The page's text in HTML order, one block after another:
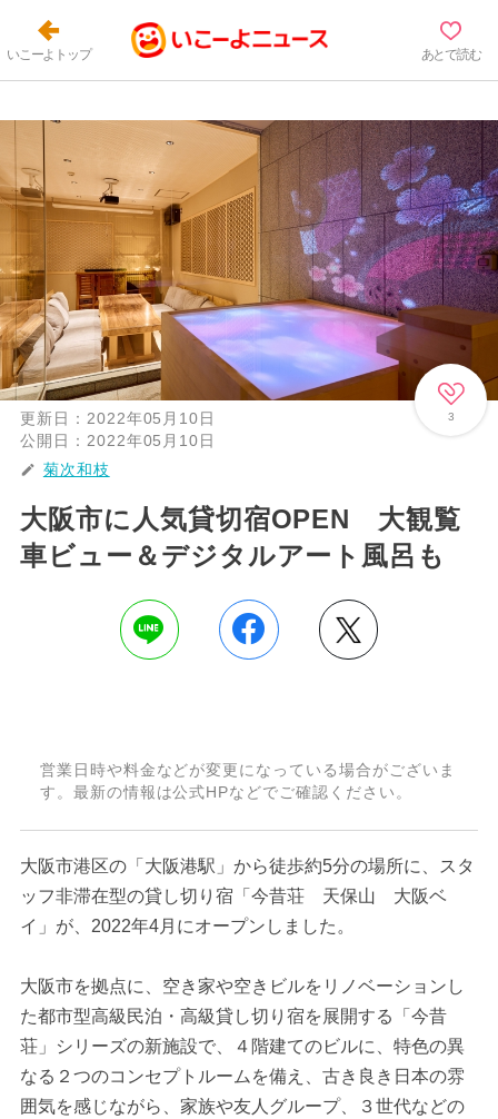
いこーよトップ あとで読む
3
更新日： 2022年05月10日
公開日： 2022年05月10日
菊次和枝
大阪市に人気貸切宿OPEN 大観覧
車ビュー＆デジタルアート風呂も
営業日時や料金などが変更になっている場合がございま
す。最新の情報は公式HPなどでご確認ください。
大阪市港区の「大阪港駅」から徒歩約5分の場所に、スタ
ッフ非滞在型の貸し切り宿「今昔荘 天保山 大阪ベ
イ」が、2022年4月にオープンしました。
大阪市を拠点に、空き家や空きビルをリノベーションし
た都市型高級民泊・高級貸し切り宿を展開する「今昔
荘」シリーズの新施設で、４階建てのビルに、特色の異
なる２つのコンセプトルームを備え、古き良き日本の雰
囲気を感じながら、家族や友人グループ、３世代などの